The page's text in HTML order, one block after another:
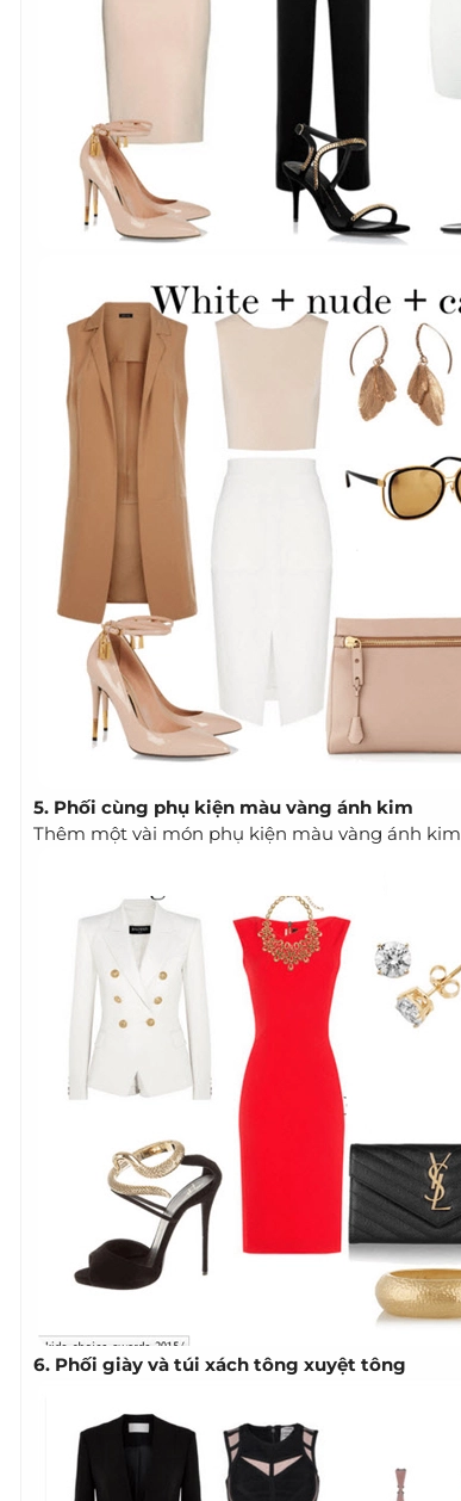
5. Phối cùng phụ kiện màu vàng ánh kim
Thêm một vài món phụ kiện màu vàng ánh
6. Phối giày và túi xách tông xuyệt tông